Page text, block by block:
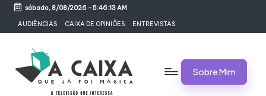
content
sábado, 8/08/2026-5:46:13 AM
AUDIÊNCIAS CAIXA DE OPINIÕES ENTREVISTAS
Sobre Mim